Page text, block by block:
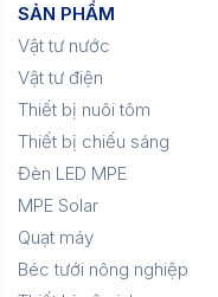
SẢN PHẨM
Vật tư nước
Vật tư điện
Thiết bị nuôi tôm
Thiết bị chiếu sáng
Đèn LED MPE
MPE Solar
Quạt máy
Béc tưới nông nghiệp